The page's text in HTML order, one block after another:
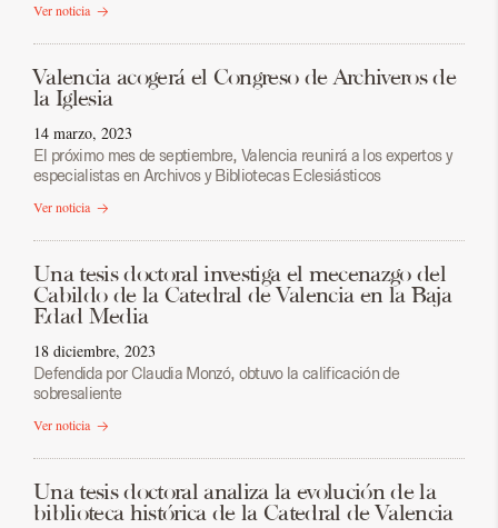
Ver noticia
Valencia acogerá el Congreso de Archiveros de
la Iglesia
14 marzo, 2023
El próximo mes de septiembre, Valencia reunirá a los expertos y
especialistas en Archivos y Bibliotecas Eclesiásticos
Ver noticia
Una tesis doctoral investiga el mecenazgo del
Cabildo de la Catedral de Valencia en la Baja
Edad Media
18 diciembre, 2023
Defendida por Claudia Monzó, obtuvo la calificación de
sobresaliente
Ver noticia
Una tesis doctoral analiza la evolución de la
biblioteca histórica de la Catedral de Valencia